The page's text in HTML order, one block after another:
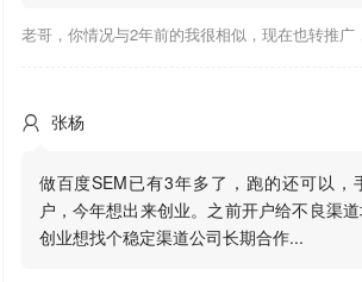
 张杨
做百度SEM已有3年多了，跑的还可以，
户，今年想出来创业。之前开户给不良渠
创业想找个稳定渠道公司长期合作...